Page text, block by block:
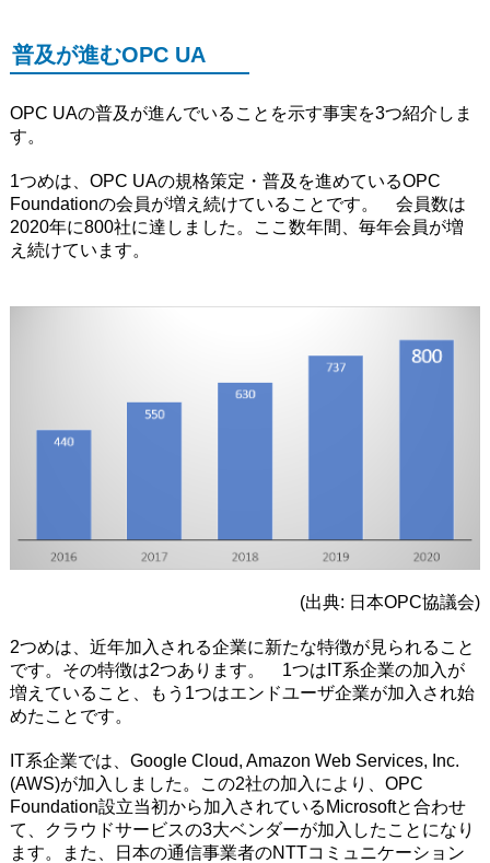
普及が進むOPC UA
OPC UAの普及が進んでいることを示す事実を3つ紹介しま
す。
1つめは、OPC UAの規格策定・普及を進めているOPC
Foundationの会員が増え続けていることです。 会員数は
2020年に800社に達しました。ここ数年間、毎年会員が増
え続けています。
(出典: 日本OPC協議会)
2つめは、近年加入される企業に新たな特徴が見られること
です。その特徴は2つあります。 1つはIT系企業の加入が
増えていること、もう1つはエンドユーザ企業が加入され始
めたことです。
IT系企業では、Google Cloud, Amazon Web Services, Inc.
(AWS)が加入しました。この2社の加入により、OPC
Foundation設立当初から加入されているMicrosoftと合わせ
て、クラウドサービスの3大ベンダーが加入したことになり
ます。また、日本の通信事業者のNTTコミュニケーション